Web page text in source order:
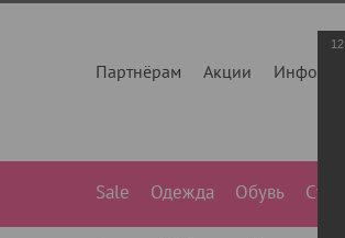
Партнёрам Акции Инфо
Sale Одежда Обувь Сумки
12